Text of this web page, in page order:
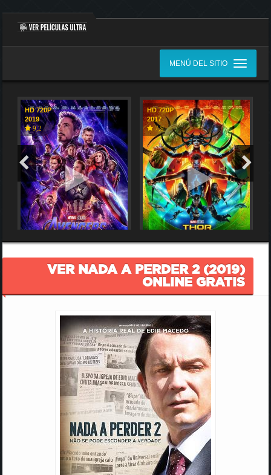
MENÚ DEL SITIO
HD 720P
2019
9,2
HD 720P
2017
7,9
VER NADA A PERDER 2 (2019)
ONLINE GRATIS